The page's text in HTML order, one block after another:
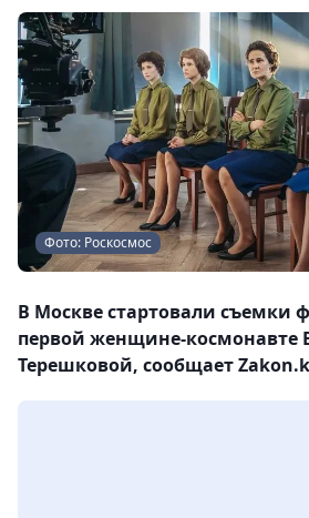
Фото: Роскосмос
В Москве стартовали съемки
первой женщине-космонавте
Терешковой, сообщает